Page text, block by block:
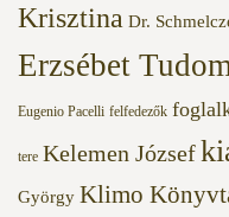
Krisztina Dr.
Erzsébet
Eugenio Pacelli felfedezők
tere Kelemen József
György Klimo